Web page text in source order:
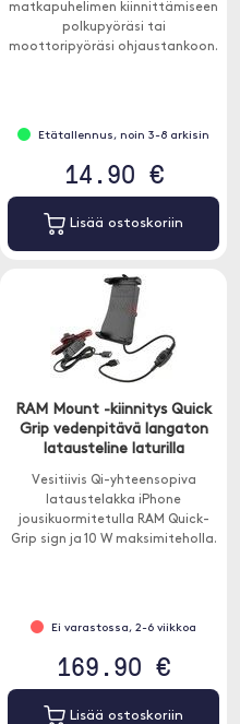
matkapuhelimen kiinnittämiseen
polkupyöräsi tai
moottoripyöräsi ohjaustankoon.
Etätallennus, noin 3-8 arkisin
14.90 €
Lisää ostoskoriin
RAM Mount -kiinnitys Quick
Grip vedenpitävä langaton
latausteline laturilla
Vesitiivis Qi-yhteensopiva
lataustelakka iPhone
jousikuormitetulla RAM Quick-
Grip sign ja 10 W maksimiteholla.
Ei varastossa, 2-6 viikkoa
169.90 €
Lisää ostoskoriin